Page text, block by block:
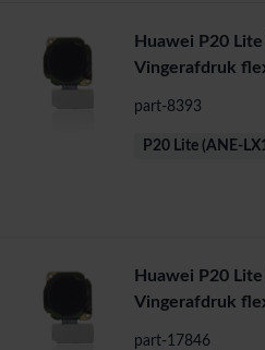
Huawei P20
Vingerafdruk
part-8393
P20 Lite (ANE-
Huawei P20
Vingerafdruk
part-17846